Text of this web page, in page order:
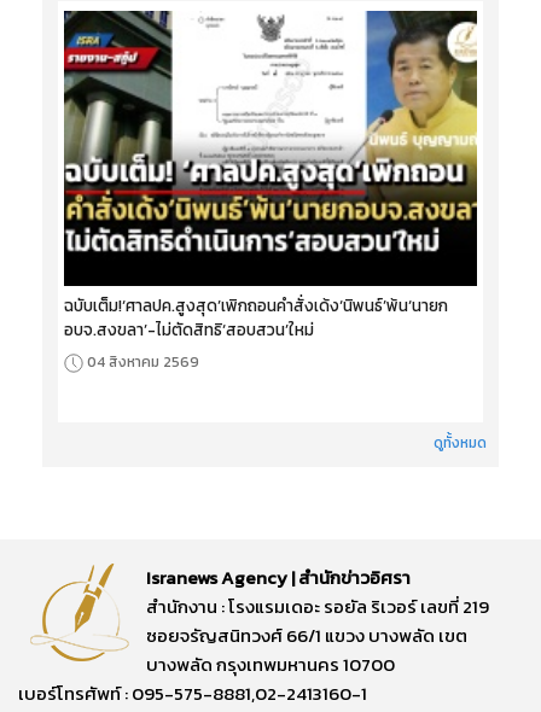
ฉบับเต็ม!‘ศาลปค.สูงสุด’เพิกถอนคำสั่งเด้ง‘นิพนธ์’พ้น‘นายก
อบจ.สงขลา’-ไม่ตัดสิทธิ‘สอบสวน’ใหม่
04 สิงหาคม 2569
ดูทั้งหมด
Isranews Agency | สำนักข่าวอิศรา
สำนักงาน : โรงแรมเดอะ รอยัล ริเวอร์ เลขที่ 219
ซอยจรัญสนิทวงศ์ 66/1 แขวง บางพลัด เขต
บางพลัด กรุงเทพมหานคร 10700
เบอร์โทรศัพท์ : 095-575-8881,02-2413160-1